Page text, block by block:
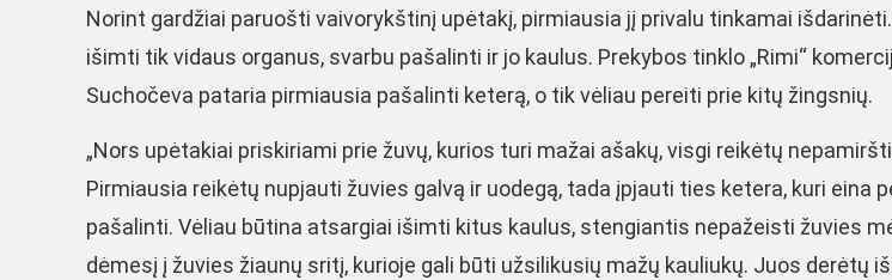
Norint gardžiai paruošti vaivorykštinį upėtakį, pirmiausia jį privalu tinkamai
išimti tik vidaus organus, svarbu pašalinti ir jo kaulus. Prekybos tinklo „Rimi“
Suchočeva pataria pirmiausia pašalinti keterą, o tik vėliau pereiti prie kitų žingsnių.
„Nors upėtakiai priskiriami prie žuvų, kurios turi mažai ašakų, visgi reikėtų
Pirmiausia reikėtų nupjauti žuvies galvą ir uodegą, tada įpjauti ties ketera, kuri eina
pašalinti. Vėliau būtina atsargiai išimti kitus kaulus, stengiantis nepažeisti žuvies
dėmesį į žuvies žiaunų sritį, kurioje gali būti užsilikusių mažų kauliukų. Juos derėtų